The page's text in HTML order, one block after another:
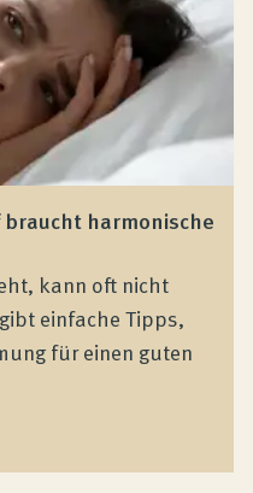
harmonische
kann oft nicht
einfache Tipps,
für einen guten